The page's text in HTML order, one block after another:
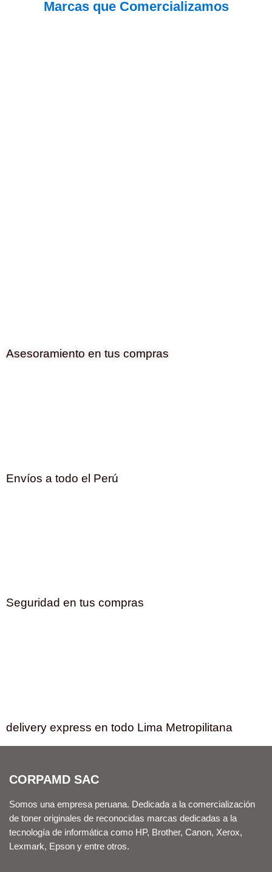
Marcas que Comercializamos
Asesoramiento en tus compras
Envíos a todo el Perú
Seguridad en tus compras
delivery express en todo Lima Metropilitana
CORPAMD SAC
Somos una empresa peruana. Dedicada a la comercialización
de toner originales de reconocidas marcas dedicadas a la
tecnología de informática como HP, Brother, Canon, Xerox,
Lexmark, Epson y entre otros.